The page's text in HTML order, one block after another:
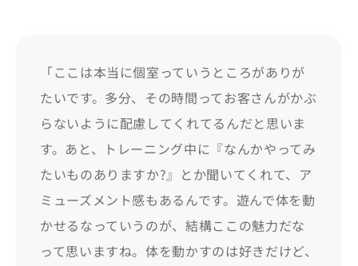
「ここは本当に個室っていうところがありが
たいです。多分、その時間ってお客さんがかぶ
らないように配慮してくれてるんだと思いま
す。あと、トレーニング中に『なんかやってみ
たいものありますか?』とか聞いてくれて、ア
ミューズメント感もあるんです。遊んで体を動
かせるなっていうのが、結構ここの魅力だな
って思いますね。体を動かすのは好きだけど、